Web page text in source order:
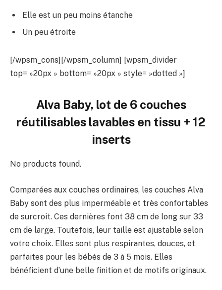
Elle est un peu moins étanche
Un peu étroite
[/wpsm_cons][/wpsm_column] [wpsm_divider
top= »20px » bottom= »20px » style= »dotted »]
Alva Baby, lot de 6 couches
réutilisables lavables en tissu + 12
inserts
No products found.
Comparées aux couches ordinaires, les couches Alva
Baby sont des plus imperméable et très confortables
de surcroit. Ces dernières font 38 cm de long sur 33
cm de large. Toutefois, leur taille est ajustable selon
votre choix. Elles sont plus respirantes, douces, et
parfaites pour les bébés de 3 à 5 mois. Elles
bénéficient d’une belle finition et de motifs originaux.